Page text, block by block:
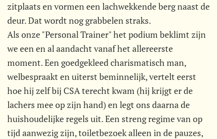
zitplaats en vormen een lachwekkende berg naast de
deur. Dat wordt nog grabbelen straks.
Als onze "Personal Trainer" het podium beklimt zijn
we een en al aandacht vanaf het allereerste
moment. Een goedgekleed charismatisch man,
welbespraakt en uiterst beminnelijk, vertelt eerst
hoe hij zelf bij CSA terecht kwam (hij krijgt er de
lachers mee op zijn hand) en legt ons daarna de
huishoudelijke regels uit. Een streng regime van op
tijd aanwezig zijn, toiletbezoek alleen in de pauzes,